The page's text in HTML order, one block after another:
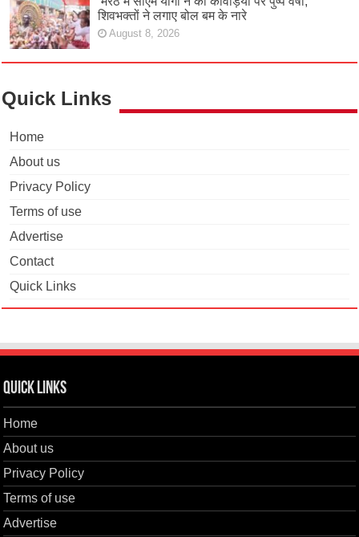
शिवभक्तों ने लगाए बोल बम के नारे
August 8, 2026
Quick Links
Home
About us
Privacy Policy
Terms of use
Advertise
Contact
Quick Links
Quick Links
Home
About us
Privacy Policy
Terms of use
Advertise